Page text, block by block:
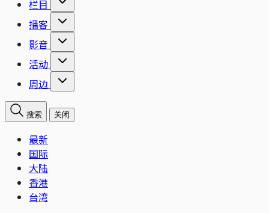
栏目
播客
影音
活动
周边
搜索 关闭
最新
国际
大陆
香港
台湾